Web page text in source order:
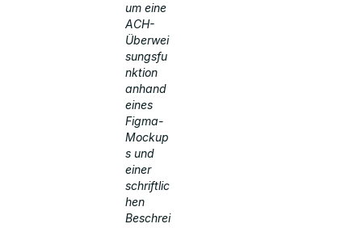
um eine
ACH-
Überwei
sungsfu
nktion
anhand
eines
Figma-
Mockup
s und
einer
schriftlic
hen
Beschrei